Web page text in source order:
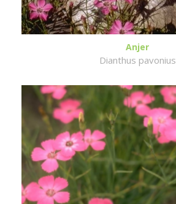
Anjer
Dianthus pavonius